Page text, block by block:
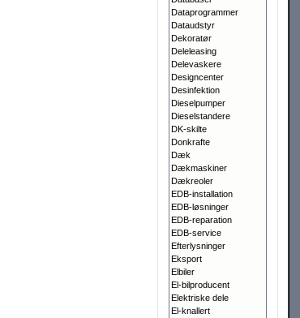
Dataprogrammer
Dataudstyr
Dekoratør
Deleleasing
Delevaskere
Designcenter
Desinfektion
Dieselpumper
Dieselstandere
DK-skilte
Donkrafte
Dæk
Dækmaskiner
Dækreoler
EDB-installation
EDB-løsninger
EDB-reparation
EDB-service
Efterlysninger
Eksport
Elbiler
El-bilproducent
Elektriske dele
El-knallert